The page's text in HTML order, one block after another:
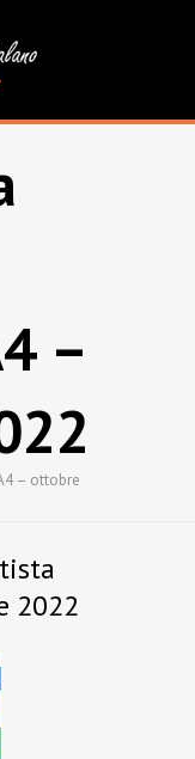
–
– ottobre
2022